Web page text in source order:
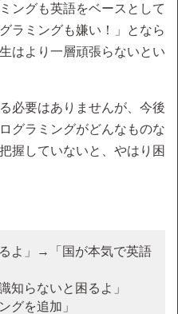
ングも英語をベースとして
ラミングも嫌い！」となら
はより一層頑張らないとい
必要はありませんが、今後
グラミングがどんなものな
握していないと、やはり困
よ」→「国が本気で英語
知らないと困るよ」
グを追加」